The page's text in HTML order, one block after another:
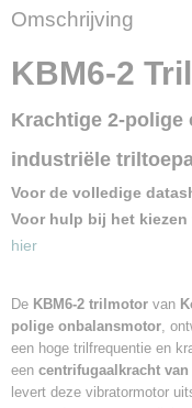
Merk
Koolen Industry (Elsto)
Type
KBM6-2
6,2 KgCm
Centrifugaal kracht
Toerental
3000 t.p.m.
Frequentie
Ingangsvermogen
270 W.
Voedingsspanning
230/400 Volt
Stroom
Omschrijving
KBM6-2
Krachtige 2-
industriële
Voor de volledige
Voor hulp bij het
hier
De KBM6-2 trilmotor van
polige onbalansmotor,
een hoge trilfrequentie en
een centrifugaalkracht van
levert deze vibratormotor